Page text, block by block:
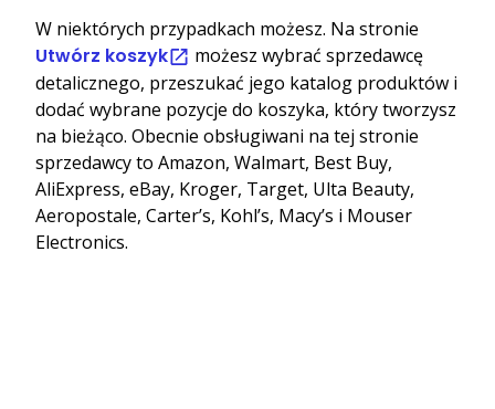
W niektórych przypadkach możesz. Na stronie
Utwórz koszyk
możesz wybrać sprzedawcę
detalicznego, przeszukać jego katalog produktów i
dodać wybrane pozycje do koszyka, który tworzysz
na bieżąco. Obecnie obsługiwani na tej stronie
sprzedawcy to Amazon, Walmart, Best Buy,
AliExpress, eBay, Kroger, Target, Ulta Beauty,
Aeropostale, Carter’s, Kohl’s, Macy’s i Mouser
Electronics.